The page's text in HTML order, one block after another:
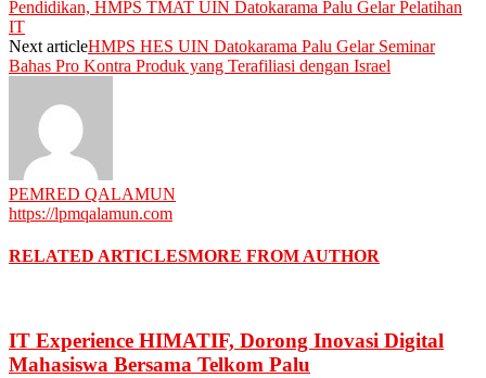
Pendidikan, HMPS TMAT UIN Datokarama Palu Gelar Pelatihan
IT
Next articleHMPS HES UIN Datokarama Palu Gelar Seminar
Bahas Pro Kontra Produk yang Terafiliasi dengan Israel
PEMRED QALAMUN
https://lpmqalamun.com
RELATED ARTICLESMORE FROM AUTHOR
IT Experience HIMATIF, Dorong Inovasi Digital
Mahasiswa Bersama Telkom Palu